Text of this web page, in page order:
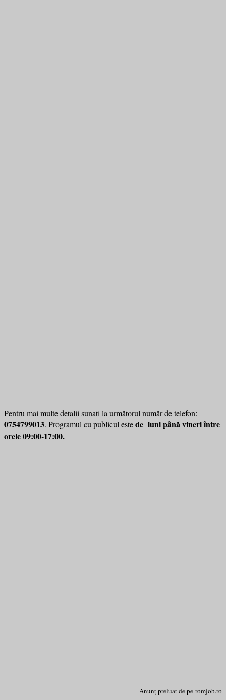
Pentru mai multe detalii sunati la următorul număr de telefon:
0754799013. Programul cu publicul estede luni până vineri între
orele 09:00-17:00.
Anunț preluat de pe romjob.ro